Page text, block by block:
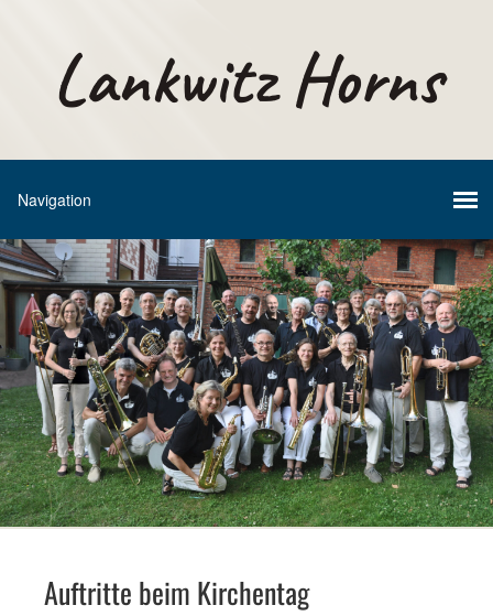
Lankwitz Horns
Auftritte beim Kirchentag